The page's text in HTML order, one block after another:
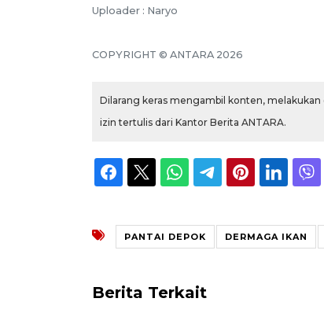
Uploader : Naryo
COPYRIGHT © ANTARA 2026
Dilarang keras mengambil konten,
izin tertulis dari Kantor Berita ANTARA.
PANTAI DEPOK DERMAGA IKAN
Berita Terkait